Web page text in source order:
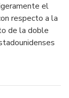
el
respecto a la
de la doble